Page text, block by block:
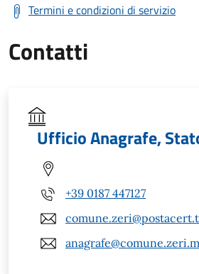
Termini e condizioni di servizio
Contatti
Ufficio Anagrafe,
+39 0187 447127